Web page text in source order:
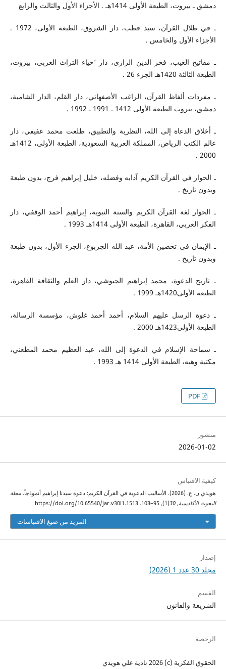
دمشق ـ بيروت، الطبعة الأولى 1414هـ . الأجزاء الأول والثالث والرابع
ـ في ظلال القرآن، سيد قطب، دار الشروق، الطبعة الأولى، 1972 .
الأجزاء الأول والخامس .
ـ مفاتيح الغيب، فخر الدين الرازي، دار ‘حياء التراث العربي، بيروت،
الطبعة الثالثة 1420هـ الجزء 26 .
ـ مفردات ألفاظ القرآن، الراغب الأصفهاني، دار القلم، الدار الشامية،
دمشق، بيروت الطبعة الأولى 1412 ـ 1991 ـ 1992 .
ـ أخلاق الدعاة إلى الله، النظرية والتطبيق، طلعت محمد عفيفي، دار
عالم الكتب الرياض، المملكة العربية السعودية، الطبعة الأولى، 1412هـ
2000 .
ـ الحوار في القرآن الكريم آدابه وفضله، خليل إبراهيم فرج، بدون طبعة
وبدون تاريخ .
ـ الحوار لغة القرآن الكريم والسنة النبوية، إبراهيم أحمد الوقفي، دار
الفكر العربي، القاهرة، الطبعة الأولى 1414هـ 1993 .
ـ الإيمان في تحصين الأمة، عبد الله الجربوع، الجزء الأول، بدون طبعة
وبدون تاريخ .
ـ تاريخ الدعوة، محمد إبراهيم الجيوشي، دار العلم والثقافة القاهرة،
الطبعة الأولى1420هـ 1999 .
ـ دعوة الرسل عليهم السلام، أحمد أحمد غلوش، مؤسسة الرسالة،
الطبعة الأولى1423هـ 2000 .
ـ سماحة الإسلام في الدعوة إلى الله، عبد العظيم محمد المطعني،
مكتبة وهبه، الطبعة الأولى 1414 هـ 1993 .
PDF
منشور
2026-01-02
كيفية الاقتباس
هويدي ن. ع. (2026). الأساليب الدعوية في القرآن الكريم: دعوة سيدنا إبراهيم أنموذجاً.
مجلة
البحوث الأكاديمية,
30
(1), 95–103. https://doi.org/10.65540/jar.v30i1.1513
المزيد من صيغ الاقتباسات
إصدار
مجلد 30 عدد 1 (2026)
القسم
الشريعة والقانون
الرخصة
الحقوق الفكرية (c) 2026 نادية علي هويدي